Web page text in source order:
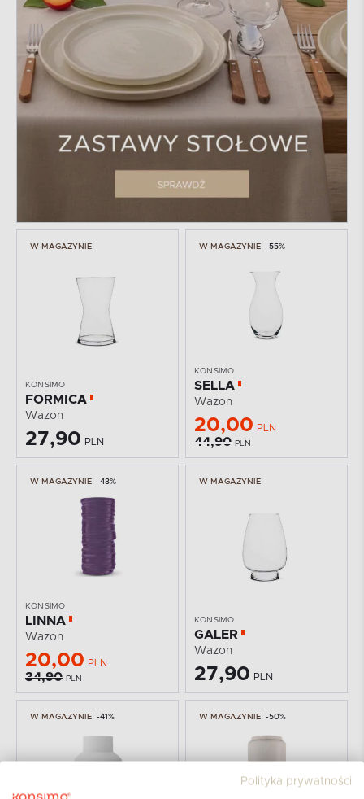
W MAGAZYNIE
KONSIMO
FORMICA
Wazon
27,90 PLN
W MAGAZYNIE -55%
KONSIMO
SELLA
Wazon
20,00 PLN
44,90 PLN
W MAGAZYNIE -43%
KONSIMO
LINNA
Wazon
20,00 PLN
34,90 PLN
W MAGAZYNIE
KONSIMO
GALER
Wazon
27,90 PLN
W MAGAZYNIE -41% W MAGAZYNIE -50%
Polityka prywatności